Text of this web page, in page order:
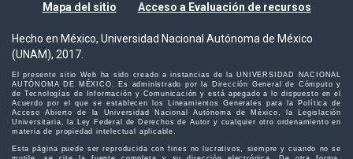
Mapa del sitio Acceso a Evaluación de recursos
Hecho en México, Universidad Nacional Autónoma de México
(UNAM), 2017.
El presente sitio Web ha sido creado a instancias de la UNIVERSIDAD NACIONAL
AUTÓNOMA DE MÉXICO. Es administrado por la Dirección General de Cómputo y
de Tecnologías de Información y Comunicación y está apegado a lo dispuesto en el
Acuerdo por el que se establecen los Lineamientos Generales para la Política de
Acceso Abierto de la Universidad Nacional Autónoma de México, la Legislación
Universitaria, la Ley Federal de Derechos de Autor y cualquier otro ordenamiento en
materia de propiedad intelectual aplicable.
Esta página puede ser reproducida con fines no lucrativos, siempre y cuando no se